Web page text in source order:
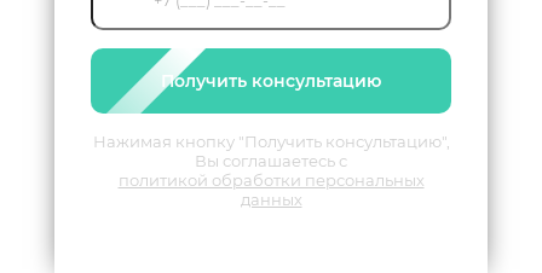
Получить консультацию
Нажимая кнопку "Получить консультацию",
Вы соглашаетесь с
политикой обработки персональных
данных